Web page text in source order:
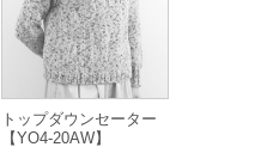
トップダウンセーター
【YO4-20AW】